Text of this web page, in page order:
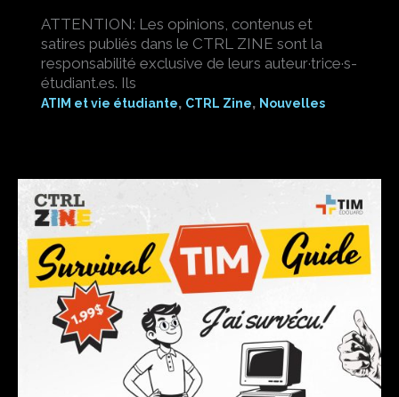
ATTENTION: Les opinions, contenus et
satires publiés dans le CTRL ZINE sont la
responsabilité exclusive de leurs auteur·trice·s-
étudiant.es. Ils
ATIM et vie étudiante, CTRL Zine, Nouvelles